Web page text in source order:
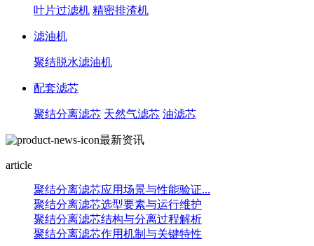
叶片过滤机 精密排渣机
滤油机
聚结脱水滤油机
配套滤芯
聚结分离滤芯 天然气滤芯 油滤芯
最新资讯
article
聚结分离滤芯应用场景与性能验证...
聚结分离滤芯选型要素与运行维护
聚结分离滤芯结构与分离过程解析
聚结分离滤芯作用机制与关键特性